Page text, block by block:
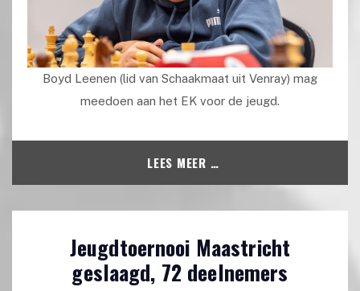
Boyd Leenen (lid van Schaakmaat uit Venray) mag
meedoen aan het EK voor de jeugd.
LEES MEER …
Jeugdtoernooi Maastricht
geslaagd, 72 deelnemers